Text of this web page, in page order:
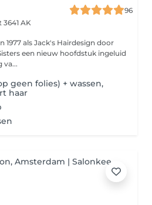
96
AK
als Jack's Hairdesign door
een nieuw hoofdstuk ingeluid
va...
geen folies) + wassen,
haar